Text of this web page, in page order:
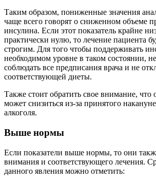
Таким образом, пониженные значения
чаще всего говорят о сниженном объеме
инсулина. Если этот показатель крайне
практически нулю, то лечение пациента
строгим. Для того чтобы поддерживать
необходимом уровне в таком состоянии,
соблюдать все предписания врача и не
соответствующей диеты.
Также стоит обратить свое внимание, что
может снизиться из-за принятого
алкоголя.
Выше нормы
Если показатели выше нормы, то они
внимания и соответствующего лечения.
данного явления можно отметить: